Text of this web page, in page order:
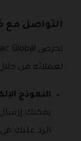
التواصل مع
لعملائه من
النموذج
يمكنك
الرد عليك